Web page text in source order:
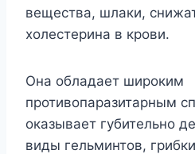
вещества, шлаки,
холестерина в крови.
Она обладает широким
противопаразитарным
оказывает губительно
виды гельминтов,